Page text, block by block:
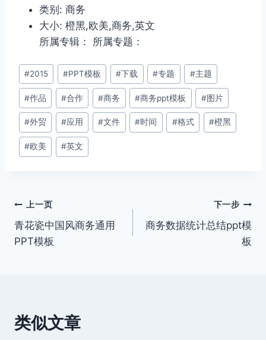
类别: 商务
大小: 橙黑,欧美,商务,英文
所属专辑： 所属专题：
文
章
标
签：
#2015 #PPT模板 #下载 #专题 #主题
#作品 #合作 #商务 #商务ppt模板 #图片
#外贸 #应用 #文件 #时间 #格式 #橙黑
#欧美 #英文
文
章
上一页
青花瓷中国风商务通用
PPT模板
下一步
商务数据统计总结ppt模
板
类似文章